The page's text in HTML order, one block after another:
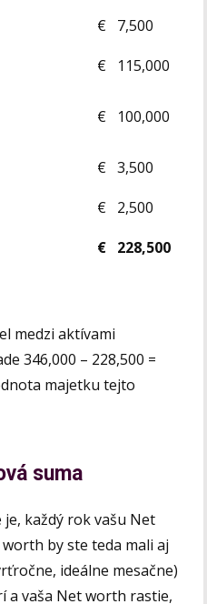
€ 7,500
€ 115,000
€ 100,000
€3,500
€ 2,500
€ 228,500
medzi aktívami
346,000 – 228,500 =
majetku tejto
suma
je, každý rok vašu Net
by ste teda mali aj
ideálne mesačne)
a vaša Net worth rastie,